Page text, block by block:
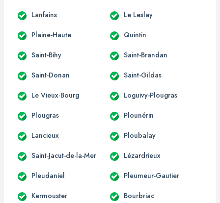
Lanfains Le Leslay
Plaine-Haute Quintin
Saint-Bihy Saint-Brandan
Saint-Donan Saint-Gildas
Le Vieux-Bourg Loguivy-Plougras
Plougras Plounérin
Lancieux Ploubalay
Saint-Jacut-de-la-Mer Lézardrieux
Pleudaniel Pleumeur-Gautier
Kermouster Bourbriac